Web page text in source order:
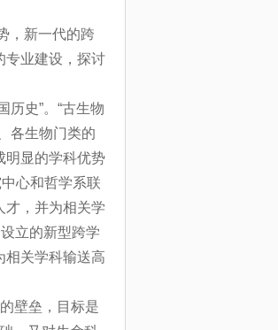
，新一代的跨
专业建设，探讨
历史”。“古生物
各生物门类的
明显的学科优势
心和哲学系联
才，并为相关学
立的新型跨学
相关学科输送高
壁垒，目标是